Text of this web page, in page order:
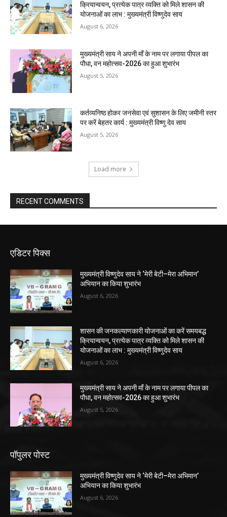
क्रियान्वयन, प्रत्येक पात्र व्यक्ति को मिले शासन की
योजनाओं का लाभ : मुख्यमंत्री विष्णुदेव साय
August 6, 2026
मुख्यमंत्री साय ने अपनी माँ के नाम पर लगाया पीपल का
पौधा, वन महोत्सव-2026 का हुआ शुभारंभ
August 5, 2026
कर्तव्यनिष्ठ होकर जनसेवा एवं सुशासन के लिए जमीनी स्तर
पर करें बेहतर कार्य : मुख्यमंत्री विष्णु देव साय
August 5, 2026
Load more
RECENT COMMENTS
एडिटर पिक्स
मुख्यमंत्री विष्णुदेव साय ने ‘मेरी बेटी–मेरा अभिमान’
अभियान का किया शुभारंभ
August 6, 2026
शासन की जनकल्याणकारी योजनाओं का करें समयबद्ध
क्रियान्वयन, प्रत्येक पात्र व्यक्ति को मिले शासन की
योजनाओं का लाभ : मुख्यमंत्री विष्णुदेव साय
August 6, 2026
मुख्यमंत्री साय ने अपनी माँ के नाम पर लगाया पीपल का
पौधा, वन महोत्सव-2026 का हुआ शुभारंभ
August 5, 2026
पॉपुलर पोस्ट
मुख्यमंत्री विष्णुदेव साय ने ‘मेरी बेटी–मेरा अभिमान’
अभियान का किया शुभारंभ
August 6, 2026